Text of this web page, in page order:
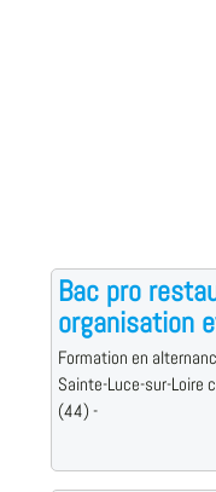
Bac pro
organisation
Formation en
Sainte-Luce-sur-Loire
(44) -